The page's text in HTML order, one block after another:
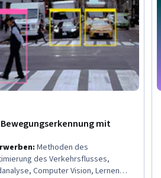
mit
: Methoden des
des Verkehrsflusses,
Computer Vision, Lernen